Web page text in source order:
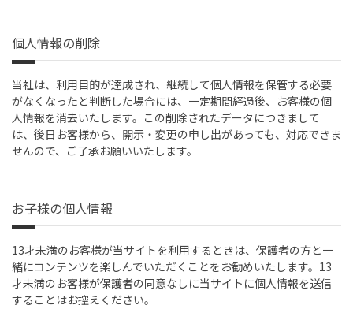
個人情報の削除
当社は、利用目的が達成され、継続して個人情報を保管する必要
がなくなったと判断した場合には、一定期間経過後、お客様の個
人情報を消去いたします。この削除されたデータにつきまして
は、後日お客様から、開示・変更の申し出があっても、対応できま
せんので、ご了承お願いいたします。
お子様の個人情報
13才未満のお客様が当サイトを利用するときは、保護者の方と一
緒にコンテンツを楽しんでいただくことをお勧めいたします。13
才未満のお客様が保護者の同意なしに当サイトに個人情報を送信
することはお控えください。